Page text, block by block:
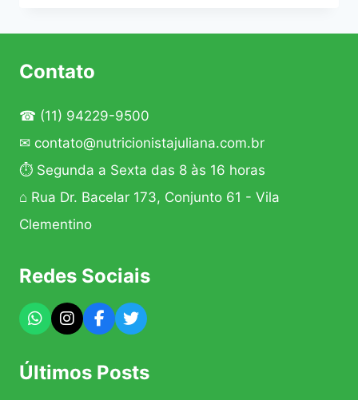
Contato
☎ (11) 94229-9500
✉ contato@nutricionistajuliana.com.br
⏱ Segunda a Sexta das 8 às 16 horas
⌂ Rua Dr. Bacelar 173, Conjunto 61 - Vila
Clementino
Redes Sociais
Últimos Posts